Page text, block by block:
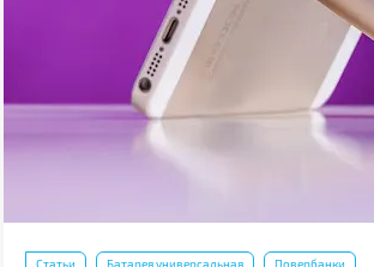
Статьи Батарея универсальная Повербанки